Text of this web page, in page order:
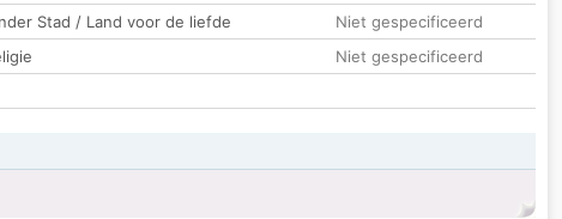
Stad / Land voor de liefde
Niet gespecificeerd
Niet gespecificeerd